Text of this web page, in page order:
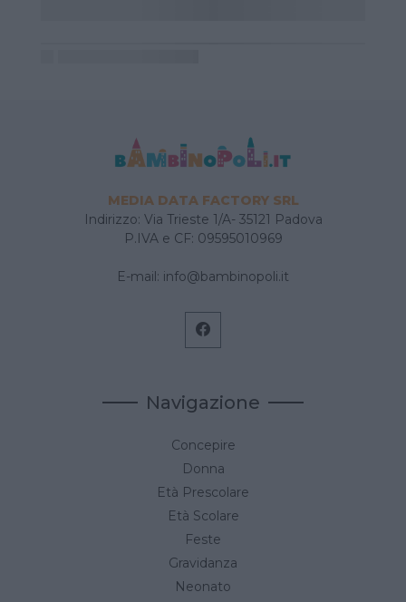
MEDIA DATA FACTORY SRL
Indirizzo: Via Trieste 1/A- 35121 Padova
P.IVA e CF: 09595010969
E-mail: info@bambinopoli.it
Navigazione
Concepire
Donna
Età Prescolare
Età Scolare
Feste
Gravidanza
Neonato